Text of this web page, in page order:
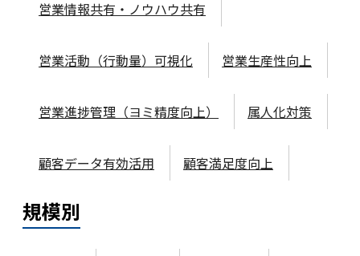
営業情報共有・ノウハウ共有
営業活動（行動量）可視化 営業生産性向上
営業進捗管理（ヨミ精度向上） 属人化対策
顧客データ有効活用 顧客満足度向上
規模別